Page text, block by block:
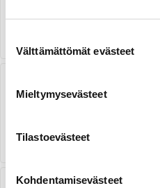
Välttämättömät evästeet
Mieltymysevästeet
Tilastoevästeet
Kohdentamisevästeet
LUE UUTINEN
MTLH:n tuetut lomat 2025